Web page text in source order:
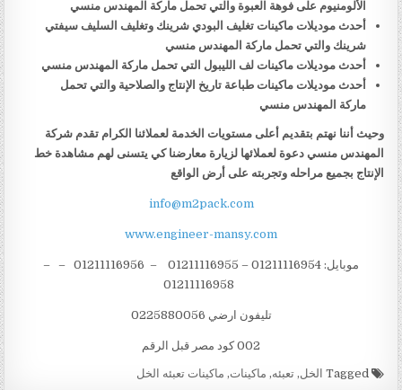
الألومنيوم على فوهة العبوة والتي تحمل ماركة المهندس منسي
أحدث موديلات ماكينات تغليف البودي شرينك وتغليف السليف سيفتي
شرينك والتي تحمل ماركة المهندس منسي
أحدث موديلات ماكينات لف الليبول التي تحمل ماركة المهندس منسي
أحدث موديلات ماكينات طباعة تاريخ الإنتاج والصلاحية والتي تحمل
ماركة المهندس منسي
وحيث أننا نهتم بتقديم أعلى مستويات الخدمة لعملائنا الكرام تقدم شركة
المهندس منسي دعوة لعملائها لزيارة معارضنا كي يتسنى لهم مشاهدة خط
الإنتاج بجميع مراحله وتجربته على أرض الواقع
info@m2pack.com
www.engineer-mansy.com
موبايل: 01211116954 – 01211116955 – 01211116956 – –
تليفون ارضي 0225880056
002 كود مصر قبل الرقم
Tagged الخل,تعبئه, ماكينات, ماكينات تعبئه الخل